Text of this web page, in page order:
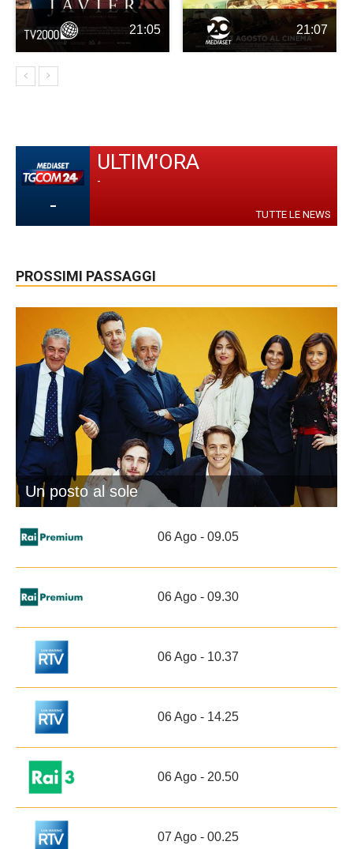
21:05 21:07
-
ULTIM'ORA
-
TUTTE LE NEWS
PROSSIMI PASSAGGI
Un posto al sole
06 Ago - 09.05
06 Ago - 09.30
06 Ago - 10.37
06 Ago - 14.25
06 Ago - 20.50
07 Ago - 00.25